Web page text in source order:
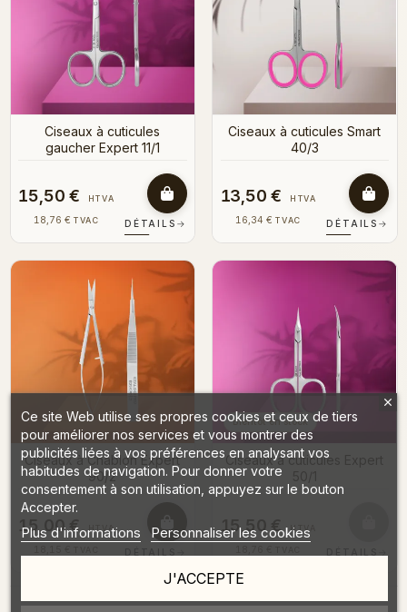
Ciseaux à cuticules
gaucher Expert 11/1
15,50 € HTVA
18,76 € TVAC DÉTAILS →
Ciseaux à cuticules Smart
40/3
13,50 € HTVA
16,34 € TVAC DÉTAILS →
Ciseaux à Chablon Expert
90/2
15,00 € HTVA
Bientôt en stock
Ciseaux à cuticules Expert
15,50 € HTVA
Ce site Web utilise ses propres cookies et ceux de tiers
pour améliorer nos services et vous montrer des
publicités liées à vos préférences en analysant vos
habitudes de navigation. Pour donner votre
consentement à son utilisation, appuyez sur le bouton
Accepter.
Plus d'informations Personnaliser les cookies
J'ACCEPTE